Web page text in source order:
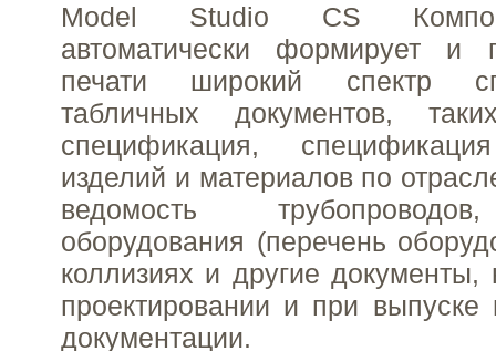
Model Studio CS
автоматически формирует и
печати широкий спектр
табличных документов,
спецификация,
изделий и материалов по
ведомость
оборудования (перечень
коллизиях и другие
проектировании и при выпуске
документации.